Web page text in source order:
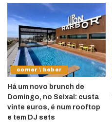
comer \ beber
Há um novo brunch de
Domingo, no Seixal: custa
vinte euros, é num rooftop
e tem DJ sets